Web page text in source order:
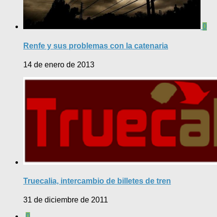
0
Renfe y sus problemas con la catenaria
14 de enero de 2013
Truecalia, intercambio de billetes de tren
31 de diciembre de 2011